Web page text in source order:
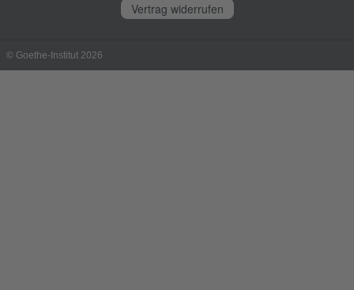
Vertrag widerrufen
© Goethe-Institut 2026